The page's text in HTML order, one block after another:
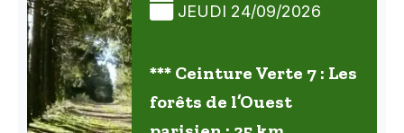
JEUDI 24/09/2026
*** Ceinture Verte 7 : Les
forêts de l’Ouest